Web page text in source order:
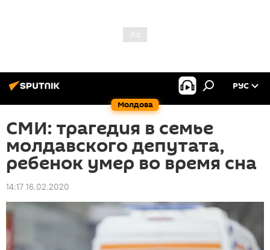
Молдова
РУС
СМИ: трагедия в семье
молдавского депутата,
ребенок умер во время сна
14:17 16.02.2020